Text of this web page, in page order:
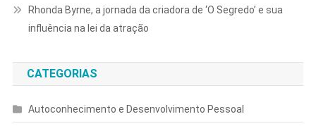
Rhonda Byrne, a jornada da criadora de ‘O Segredo’ e sua
influência na lei da atração
CATEGORIAS
Autoconhecimento e Desenvolvimento Pessoal